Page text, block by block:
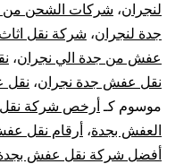
لنجران، شركات الشحن من
جدة لنجران، شركة نقل
عفش من جدة الي نجران،
نقل عفش جدة نجران، نقل
موسوم كـ أرخص شركة
العفش بجدة، أرقام نقل
أفضل شركة نقل عفش